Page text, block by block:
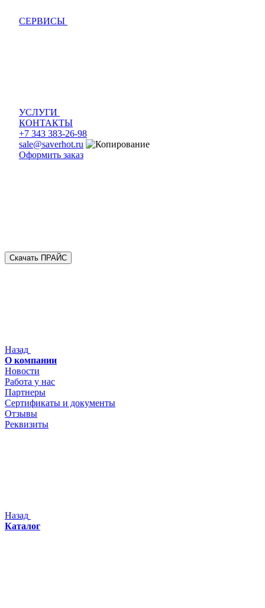
СЕРВИСЫ
УСЛУГИ
КОНТАКТЫ
+7 343 383-26-98
sale@saverhot.ru
Оформить заказ
Скачать ПРАЙС
Назад
О компании
Новости
Работа у нас
Партнеры
Сертификаты и документы
Отзывы
Реквизиты
Назад
Каталог